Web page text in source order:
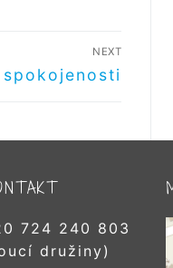
NEXT
724 240 803
družiny)